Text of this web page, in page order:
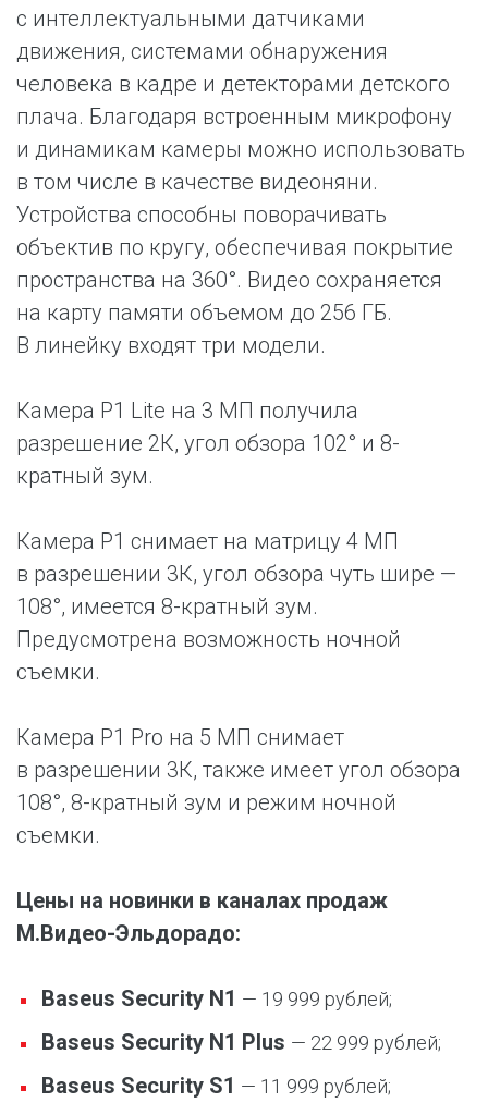
с интеллектуальными датчиками
движения, системами обнаружения
человека в кадре и детекторами детского
плача. Благодаря встроенным микрофону
и динамикам камеры можно использовать
в том числе в качестве видеоняни.
Устройства способны поворачивать
объектив по кругу, обеспечивая покрытие
пространства на 360°. Видео сохраняется
на карту памяти объемом до 256 ГБ.
В линейку входят три модели.
Камера P1 Lite на 3 МП получила
разрешение 2К, угол обзора 102° и 8-
кратный зум.
Камера P1 снимает на матрицу 4 МП
в разрешении 3К, угол обзора чуть шире —
108°, имеется 8-кратный зум.
Предусмотрена возможность ночной
съемки.
Камера P1 Pro на 5 МП снимает
в разрешении 3К, также имеет угол обзора
108°, 8-кратный зум и режим ночной
съемки.
Цены на новинки в каналах продаж
М.Видео-Эльдорадо:
Baseus Security N1 — 19 999 рублей;
Baseus Security N1 Plus — 22 999 рублей;
Baseus Security S1 — 11 999 рублей;